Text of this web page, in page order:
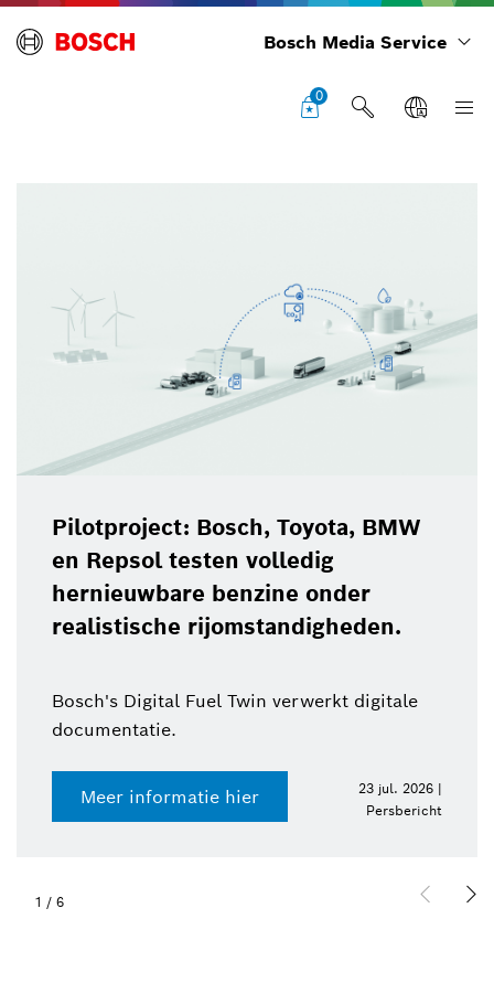
Bosch Media Service
0
Pilotproject: Bosch, Toyota, BMW
en Repsol testen volledig
hernieuwbare benzine onder
realistische rijomstandigheden.
Bosch's Digital Fuel Twin verwerkt digitale
documentatie.
Meer informatie hier
23 jul. 2026 |
Persbericht
1 / 6